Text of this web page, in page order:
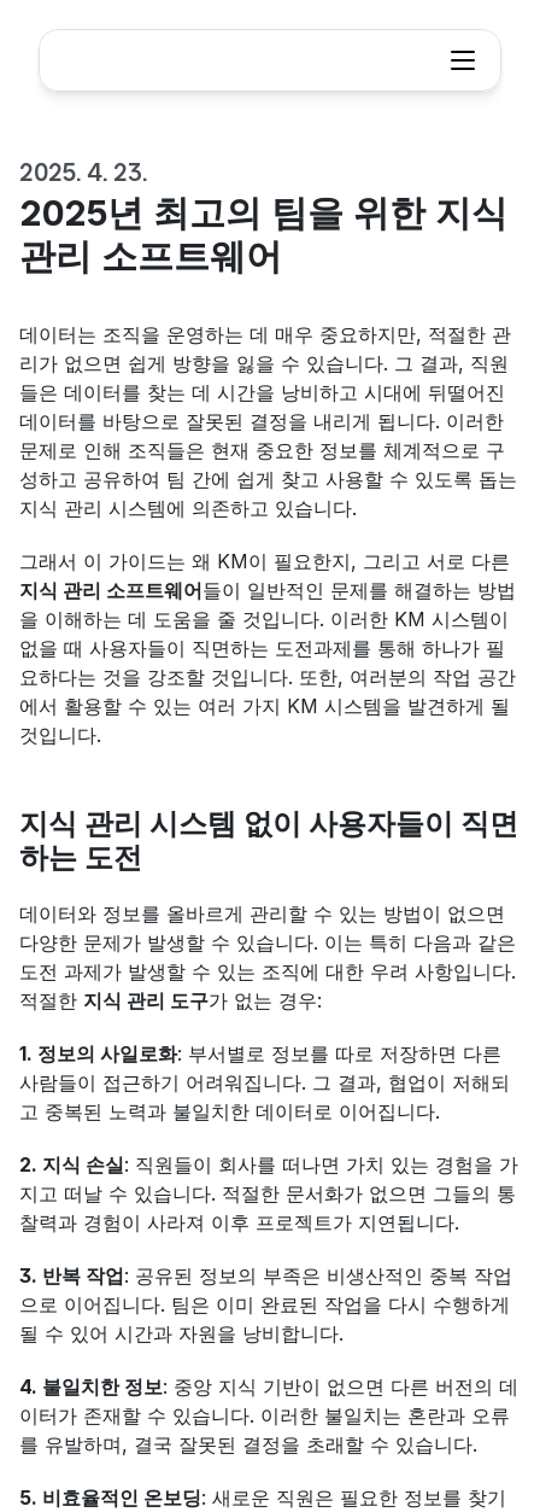
2025. 4. 23.
2025년 최고의 팀을 위한 지식
관리 소프트웨어
데이터는 조직을 운영하는 데 매우 중요하지만, 적절한 관
리가 없으면 쉽게 방향을 잃을 수 있습니다. 그 결과, 직원
들은 데이터를 찾는 데 시간을 낭비하고 시대에 뒤떨어진
데이터를 바탕으로 잘못된 결정을 내리게 됩니다. 이러한
문제로 인해 조직들은 현재 중요한 정보를 체계적으로 구
성하고 공유하여 팀 간에 쉽게 찾고 사용할 수 있도록 돕는
지식 관리 시스템에 의존하고 있습니다.
지식 관리 소프트웨어들이 일반적인 문제를 해결하는 방법
을 이해하는 데 도움을 줄 것입니다. 이러한 KM 시스템이
없을 때 사용자들이 직면하는 도전과제를 통해 하나가 필
요하다는 것을 강조할 것입니다. 또한, 여러분의 작업 공간
에서 활용할 수 있는 여러 가지 KM 시스템을 발견하게 될
것입니다.
지식 관리 시스템 없이 사용자들이 직면
하는 도전
데이터와 정보를 올바르게 관리할 수 있는 방법이 없으면
다양한 문제가 발생할 수 있습니다. 이는 특히 다음과 같은
도전 과제가 발생할 수 있는 조직에 대한 우려 사항입니다.
적절한 지식 관리 도구가 없는 경우:
1. 정보의 사일로화: 부서별로 정보를 따로 저장하면 다른
사람들이 접근하기 어려워집니다. 그 결과, 협업이 저해되
고 중복된 노력과 불일치한 데이터로 이어집니다.
2. 지식 손실: 직원들이 회사를 떠나면 가치 있는 경험을 가
지고 떠날 수 있습니다. 적절한 문서화가 없으면 그들의 통
찰력과 경험이 사라져 이후 프로젝트가 지연됩니다.
3. 반복 작업: 공유된 정보의 부족은 비생산적인 중복 작업
으로 이어집니다. 팀은 이미 완료된 작업을 다시 수행하게
될 수 있어 시간과 자원을 낭비합니다.
4. 불일치한 정보: 중앙 지식 기반이 없으면 다른 버전의 데
이터가 존재할 수 있습니다. 이러한 불일치는 혼란과 오류
를 유발하며, 결국 잘못된 결정을 초래할 수 있습니다.
5. 비효율적인 온보딩: 새로운 직원은 필요한 정보를 찾기